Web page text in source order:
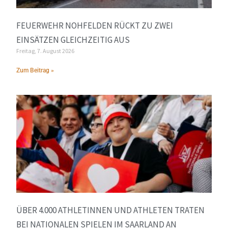
FEUERWEHR NOHFELDEN RÜCKT ZU ZWEI
EINSÄTZEN GLEICHZEITIG AUS
Freitag, 7. August 2026
Zum Beitrag »
ÜBER 4.000 ATHLETINNEN UND ATHLETEN TRATEN
BEI NATIONALEN SPIELEN IM SAARLAND AN